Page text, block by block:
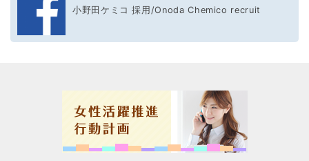
小野田ケミコ 採用/Onoda Chemico recruit